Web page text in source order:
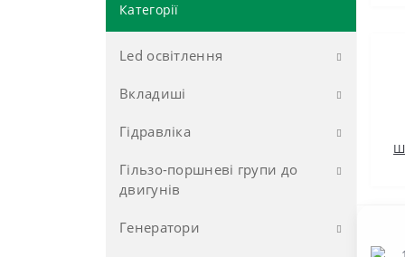
Категорії
Led освітлення
LED Лампочки, Ліхтарі
Розпродаж LED лампочки
Вкладиші
до двигунів Д-37 (Д-144)
до двигунів Д-65 (ЮМЗ)
до двигунів ММЗ (Д-240/Д-243/
Гідравліка
Муфти, перехідники
ВЗТА
Гільзо-поршневі групи до
двигунів
Д-144, Д-21
Генератори